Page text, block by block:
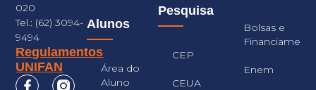
020
Tel.: (62) 3094-
9494
Regulamentos
UNIFAN
Bolsas e
Enem
Pesquisa
CEP
CEUA
Alunos
Área do
Aluno